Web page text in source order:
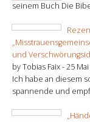
seinem Buch Die
und
by Tobias Faix -25
Ich habe an diesem
spannende und